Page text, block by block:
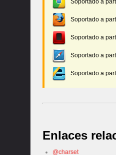
Soportado a
Soportado a
Soportado a
Soportado a
Soportado a
Enlaces
@charset